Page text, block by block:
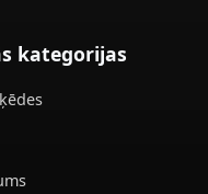
kategorijas